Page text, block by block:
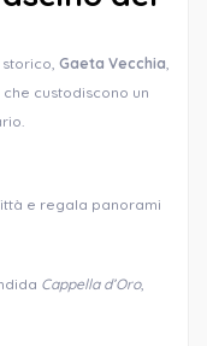
Gaeta Vecchia
custodiscono un
e regala panorami
Cappella d’Oro,